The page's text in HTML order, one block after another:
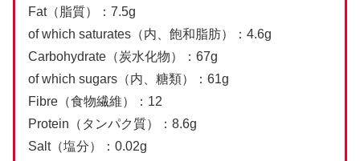
Fat（脂質）：7.5g
of which saturates（内、飽和脂肪）：4.6g
Carbohydrate（炭水化物）：67g
of which sugars（内、糖類）：61g
Fibre（食物繊維）：12
Protein（タンパク質）：8.6g
Salt（塩分）：0.02g